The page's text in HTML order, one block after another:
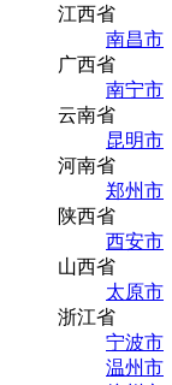
江西省
南昌市
广西省
南宁市
云南省
昆明市
河南省
郑州市
陕西省
西安市
山西省
太原市
浙江省
宁波市
温州市